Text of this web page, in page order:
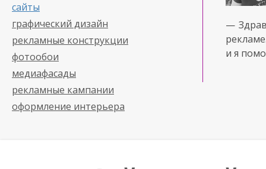
сайты
графический дизайн
рекламные конструкции
фотообои
медиафасады
рекламные кампании
оформление интерьера
—
и я